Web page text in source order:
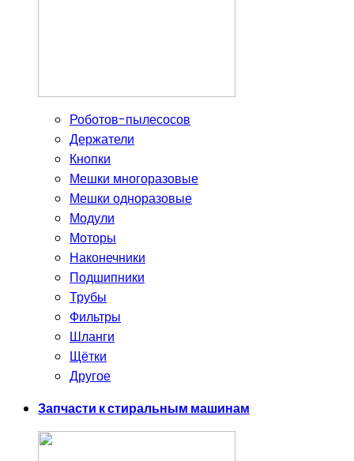
Роботов-пылесосов
Держатели
Кнопки
Мешки многоразовые
Мешки одноразовые
Модули
Моторы
Наконечники
Подшипники
Трубы
Фильтры
Шланги
Щётки
Другое
Запчасти к стиральным машинам